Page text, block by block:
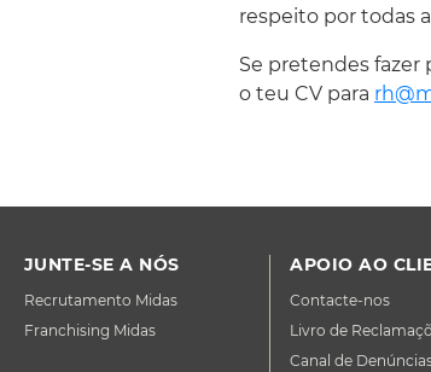
respeito por todas
Se pretendes fazer
o teu CV para
JUNTE-SE A NÓS
Recrutamento Midas
Franchising Midas
APOIO AO
Contacte-nos
Livro de
Canal de